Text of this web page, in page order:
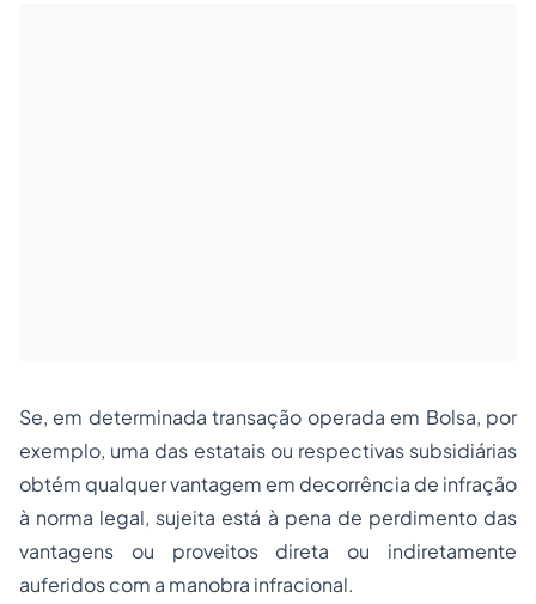
Se, em determinada transação operada em Bolsa, por
exemplo, uma das estatais ou respectivas subsidiárias
obtém qualquer vantagem em decorrência de infração
à norma legal, sujeita está à pena de perdimento das
vantagens ou proveitos direta ou indiretamente
auferidos com a manobra infracional.